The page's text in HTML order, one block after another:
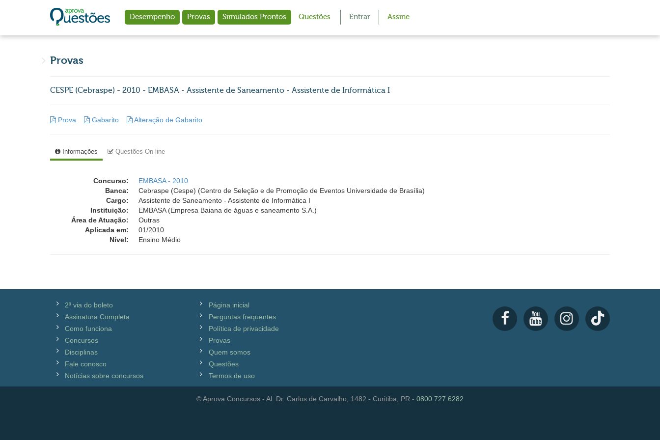
Desempenho Provas Simulados Prontos Questões Entrar Assine
Provas
CESPE (Cebraspe) - 2010 - EMBASA - Assistente de Saneamento - Assistente de Informática I
Prova Gabarito Alteração de Gabarito
Informações Questões On-line
Concurso:
EMBASA - 2010
Banca:
Cebraspe (Cespe) (Centro de Seleção e de Promoção de Eventos Universidade de Brasília)
Cargo:
Assistente de Saneamento - Assistente de Informática I
Instituição:
EMBASA (Empresa Baiana de águas e saneamento S.A.)
Área de Atuação:
Outras
Aplicada em:
01/2010
Nível:
Ensino Médio
2ª via do boleto
Assinatura Completa
Como funciona
Concursos
Disciplinas
Fale conosco
Notícias sobre concursos
Página inicial
Perguntas frequentes
Política de privacidade
Provas
Quem somos
Questões
Termos de uso
© Aprova Concursos - Al. Dr. Carlos de Carvalho, 1482 - Curitiba, PR - 0800 727 6282